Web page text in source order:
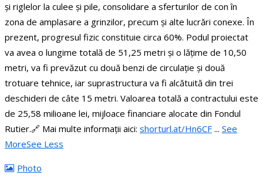
și riglelor la culee și pile, consolidare a sferturilor de con în
zona de amplasare a grinzilor, precum și alte lucrări conexe. În
prezent, progresul fizic constituie circa 60%. Podul proiectat
va avea o lungime totală de 51,25 metri și o lățime de 10,50
metri, va fi prevăzut cu două benzi de circulație și două
trotuare tehnice, iar suprastructura va fi alcătuită din trei
deschideri de câte 15 metri. Valoarea totală a contractului este
de 25,58 milioane lei, mijloace financiare alocate din Fondul
Rutier.🔗 Mai multe informații aici: shorturl.at/Hn6CF ... See
MoreSee Less
Photo